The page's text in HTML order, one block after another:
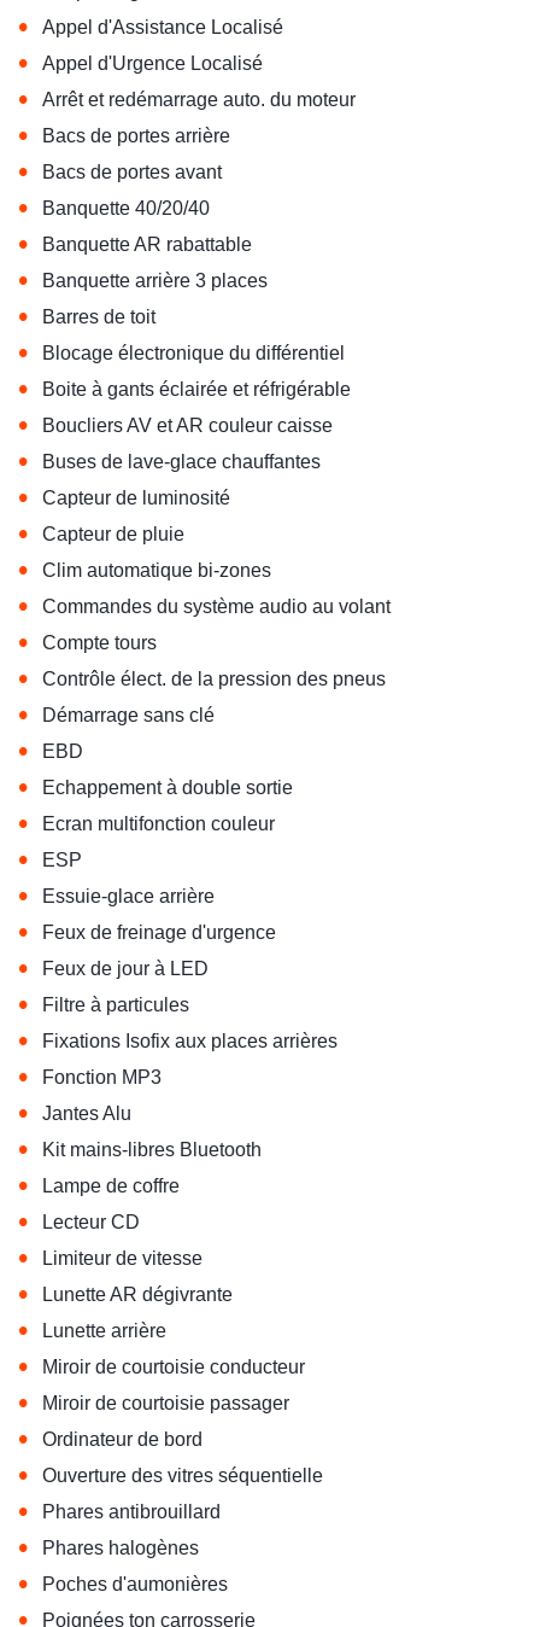
• Appel d'Assistance Localisé
• Appel d'Urgence Localisé
• Arrêt et redémarrage auto. du moteur
• Bacs de portes arrière
• Bacs de portes avant
• Banquette 40/20/40
• Banquette AR rabattable
• Banquette arrière 3 places
• Barres de toit
• Blocage électronique du différentiel
• Boite à gants éclairée et réfrigérable
• Boucliers AV et AR couleur caisse
• Buses de lave-glace chauffantes
• Capteur de luminosité
• Capteur de pluie
• Clim automatique bi-zones
• Commandes du système audio au volant
• Compte tours
• Contrôle élect. de la pression des pneus
• Démarrage sans clé
• EBD
• Echappement à double sortie
• Ecran multifonction couleur
• ESP
• Essuie-glace arrière
• Feux de freinage d'urgence
• Feux de jour à LED
• Filtre à particules
• Fixations Isofix aux places arrières
• Fonction MP3
• Jantes Alu
• Kit mains-libres Bluetooth
• Lampe de coffre
• Lecteur CD
• Limiteur de vitesse
• Lunette AR dégivrante
• Lunette arrière
• Miroir de courtoisie conducteur
• Miroir de courtoisie passager
• Ordinateur de bord
• Ouverture des vitres séquentielle
• Phares antibrouillard
• Phares halogènes
• Poches d'aumonières
• Poignées ton carrosserie